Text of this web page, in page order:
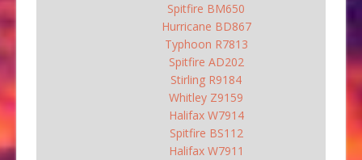
Spitfire BM650
Hurricane BD867
Typhoon R7813
Spitfire AD202
Stirling R9184
Whitley Z9159
Halifax W7914
Spitfire BS112
Halifax W7911